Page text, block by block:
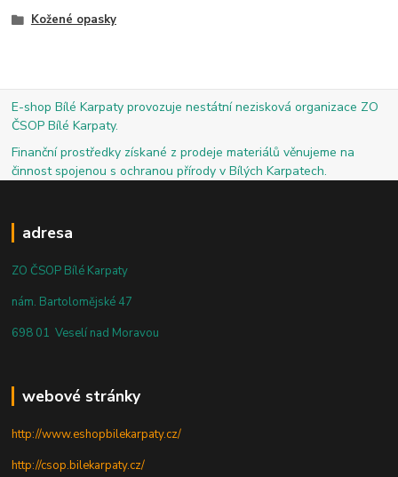
Kožené opasky
E-shop Bílé Karpaty provozuje nestátní nezisková organizace ZO
ČSOP Bílé Karpaty.
Finanční prostředky získané z prodeje materiálů věnujeme na
činnost spojenou s ochranou přírody v Bílých Karpatech.
adresa
ZO ČSOP Bílé Karpaty
nám. Bartolomějské 47
698 01 Veselí nad Moravou
webové stránky
http://www.eshopbilekarpaty.cz/
http://csop.bilekarpaty.cz/